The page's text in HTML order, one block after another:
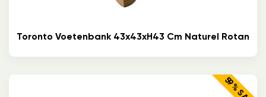
Toronto Voetenbank 43x43xH43 Cm Naturel Rotan